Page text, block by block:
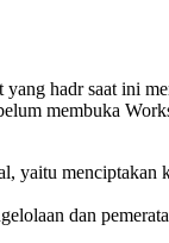
hadr saat ini
membuka
yaitu menciptakan
dan